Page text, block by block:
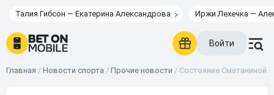
Талия Гибсон — Екатерина Александрова Иржи Лехечка —
Войти
Главная / Новости спорта / Прочие новости / Состояние Сметаниной